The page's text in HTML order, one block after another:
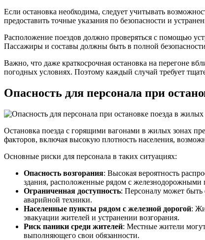
Если остановка необходима, следует учитывать
предоставить точные указания по безопасности и
Расположение поездов должно проверяться с помощью
Пассажиры и составы должны быть в полной
Важно, что даже краткосрочная остановка на перегоне
погодных условиях. Поэтому каждый случай требует
Опасность для персонала при
Остановка поезда с горящими вагонами в жилых зонах
факторов, включая высокую плотность населения,
Основные риски для персонала в таких ситуациях:
Опасность возгорания: Высокая вероятность
здания, расположенные рядом с железнодорожными
Ограниченная доступность: Персоналу может быть
аварийной техники.
Населенные пункты рядом с железной дорогой:
эвакуации жителей и устранении возгорания.
Риск паники среди жителей: Местные жители
выполняющего свои обязанности.